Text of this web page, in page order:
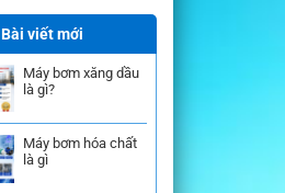
Bài viết mới
Máy bơm xăng dầu
là gì?
Máy bơm hóa chất
là gì